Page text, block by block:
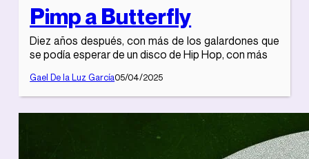
Pimp a Butterfly
Diez años después, con más de los galardones que
se podía esperar de un disco de Hip Hop, con más
Gael De la Luz García05/04/2025